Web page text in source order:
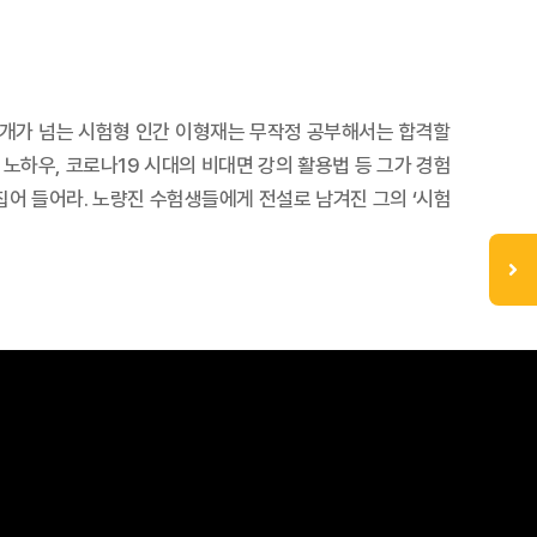
가 넘는 시험형 인간 이형재는 무작정 공부해서는 합격할
하우, 코로나19 시대의 비대면 강의 활용법 등 그가 경험
들어라. 노량진 수험생들에게 전설로 남겨진 그의 ‘시험